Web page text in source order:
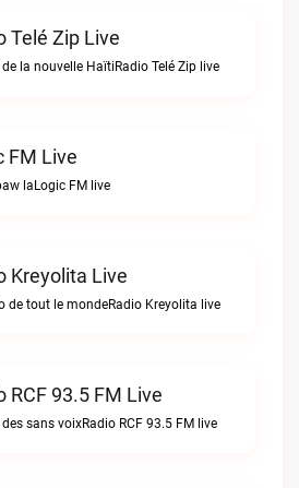
Telé Zip Live
de la nouvelle HaïtiRadio Telé Zip live
FM Live
laLogic FM live
Kreyolita Live
de tout le mondeRadio Kreyolita live
RCF 93.5 FM Live
des sans voixRadio RCF 93.5 FM live